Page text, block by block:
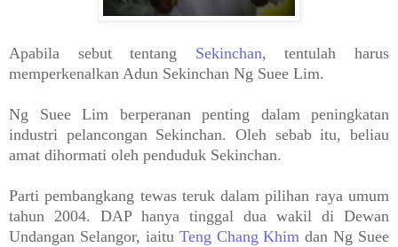
Apabila sebut tentang Sekinchan, tentulah harus
memperkenalkan Adun Sekinchan Ng Suee Lim.
Ng Suee Lim berperanan penting dalam peningkatan
industri pelancongan Sekinchan. Oleh sebab itu, beliau
amat dihormati oleh penduduk Sekinchan.
Parti pembangkang tewas teruk dalam pilihan raya umum
tahun 2004. DAP hanya tinggal dua wakil di Dewan
Undangan Selangor, iaitu Teng Chang Khim dan Ng Suee